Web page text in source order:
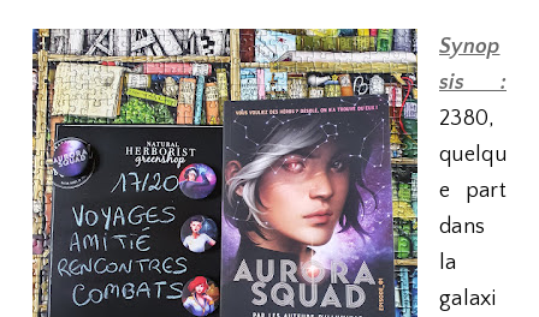
Synop
sis :
2380,
quelqu
e part
dans
la
galaxi